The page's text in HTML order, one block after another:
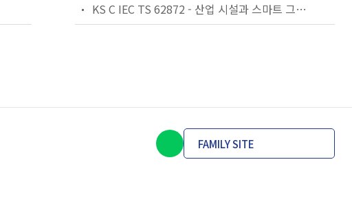
KS C IEC TS 62872 - 산업 시설과 스마트 그리드 사이의 산업 공정 측정, 제어 및 자동화 시스템 인터페이스
FAMILY SITE